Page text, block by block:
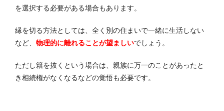
を選択する必要がある場合もあります。
縁を切る方法としては、全く別の住まいで一緒に生活しない
など、 物理的に離れることが望ましいでしょう。
ただし籍を抜くという場合は、親族に万一のことがあったと
き相続権がなくなるなどの覚悟も必要です。